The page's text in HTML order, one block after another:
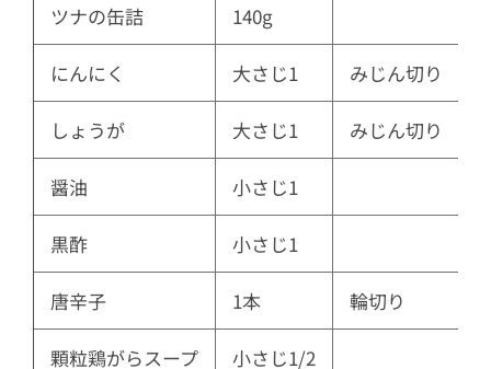
ツナの缶詰 140g
にんにく 大さじ1 みじん切り
しょうが 大さじ1 みじん切り
醤油 小さじ1
黒酢 小さじ1
唐辛子 1本 輪切り
顆粒鶏がらスープ 小さじ1/2